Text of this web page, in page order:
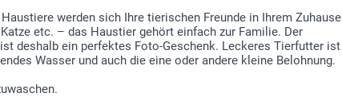
werden sich Ihre tierischen Freunde in Ihrem Zuhause
etc. – das Haustier gehört einfach zur Familie. Der
deshalb ein perfektes Foto-Geschenk. Leckeres Tierfutter ist
Wasser und auch die eine oder andere kleine Belohnung.